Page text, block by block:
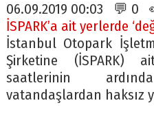
06.09.2019 00:03 💬 0
İSPARK’a ait yerlerde
İstanbul Otopark
Şirketine (İSPARK)
saatlerinin
vatandaşlardan haksız